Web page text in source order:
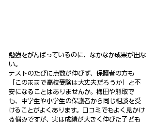
勉強をがんばっているのに、なかなか成果が出な
い。
テストのたびに点数が伸びず、保護者の方も
「このままで高校受験は大丈夫だろうか」と不
安になることはありませんか。梅田や熊取で
も、中学生や小学生の保護者から同じ相談を受
けることがよくあります。口コミでもよく見かけ
る悩みですが、実は成績が大きく伸びた子ども